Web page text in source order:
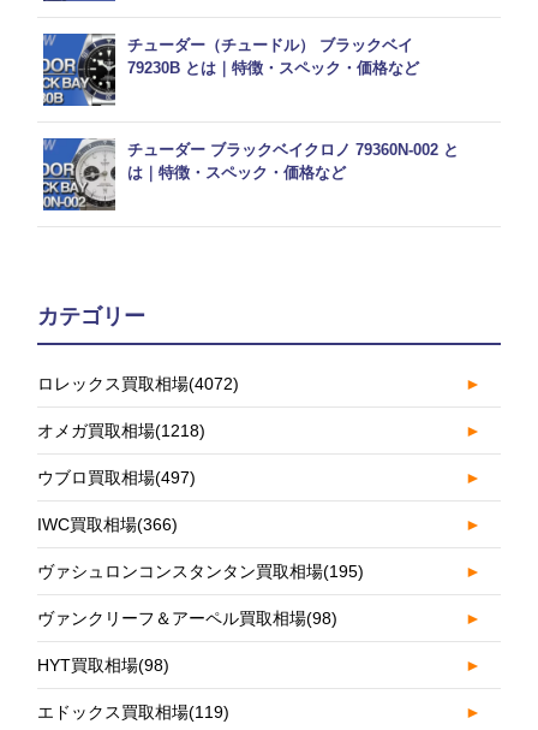
チューダー（チュードル） ブラックベイ
79230B とは｜特徴・スペック・価格など
チューダー ブラックベイクロノ 79360N-002 と
は｜特徴・スペック・価格など
カテゴリー
ロレックス買取相場(4072) ►
オメガ買取相場(1218) ►
ウブロ買取相場(497) ►
IWC買取相場(366) ►
ヴァシュロンコンスタンタン買取相場(195) ►
ヴァンクリーフ＆アーペル買取相場(98) ►
HYT買取相場(98) ►
エドックス買取相場(119) ►